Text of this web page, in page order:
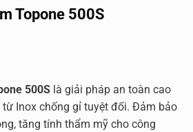
Topone 500S
500S là giải pháp an toàn cao
Inox chống gỉ tuyệt đối. Đảm bảo
tăng tính thẩm mỹ cho công